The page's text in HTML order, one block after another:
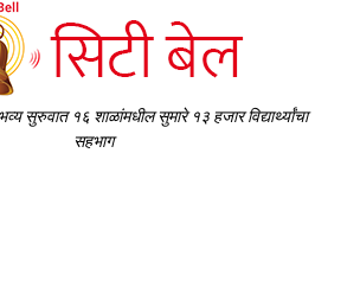
सुरुवात १६ शाळांमधील सुमारे १३ हजार विद्यार्थ्यांचा
सहभाग